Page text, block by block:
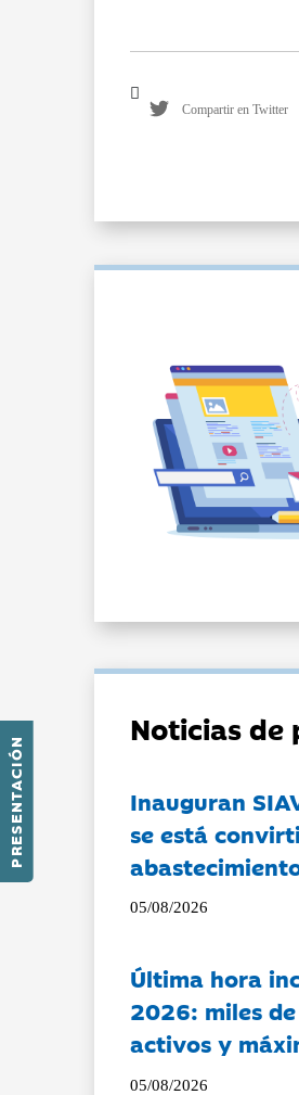
PRESENTACIÓN
Compartir en Twitter
Noticias de
Inauguran
se está
05/08/2026
Última hora
2026: miles
activos y
05/08/2026